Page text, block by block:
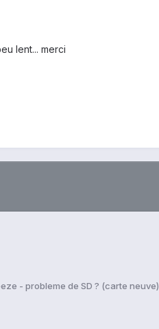
lent... merci
- probleme de SD ? (carte neuve)